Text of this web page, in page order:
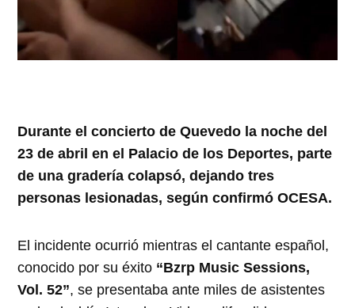
Durante el concierto de Quevedo la noche del
23 de abril en el Palacio de los Deportes, parte
de una gradería colapsó, dejando tres
personas lesionadas, según confirmó OCESA.
El incidente ocurrió mientras el cantante español,
conocido por su éxito “Bzrp Music Sessions,
Vol. 52”, se presentaba ante miles de asistentes